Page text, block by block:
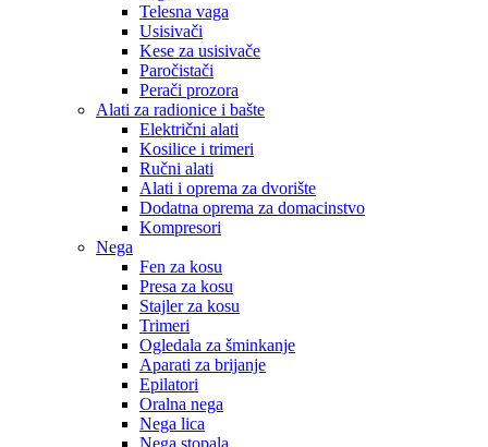
Telesna vaga
Usisivači
Kese za usisivače
Paročistači
Perači prozora
Alati za radionice i bašte
Električni alati
Kosilice i trimeri
Ručni alati
Alati i oprema za dvorište
Dodatna oprema za domacinstvo
Kompresori
Nega
Fen za kosu
Presa za kosu
Stajler za kosu
Trimeri
Ogledala za šminkanje
Aparati za brijanje
Epilatori
Oralna nega
Nega lica
Nega stopala